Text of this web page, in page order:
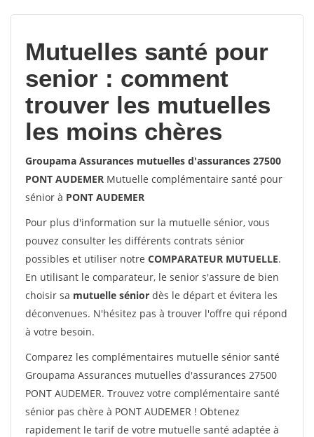
Mutuelles santé pour
senior : comment
trouver les mutuelles
les moins chères
Groupama Assurances mutuelles d'assurances 27500
PONT AUDEMER Mutuelle complémentaire santé pour
sénior à PONT AUDEMER
Pour plus d'information sur la mutuelle sénior, vous
pouvez consulter les différents contrats sénior
possibles et utiliser notre COMPARATEUR MUTUELLE.
En utilisant le comparateur, le senior s'assure de bien
choisir sa mutuelle sénior dès le départ et évitera les
déconvenues. N'hésitez pas à trouver l'offre qui répond
à votre besoin.
Comparez les complémentaires mutuelle sénior santé
Groupama Assurances mutuelles d'assurances 27500
PONT AUDEMER. Trouvez votre complémentaire santé
sénior pas chère à PONT AUDEMER ! Obtenez
rapidement le tarif de votre mutuelle santé adaptée à